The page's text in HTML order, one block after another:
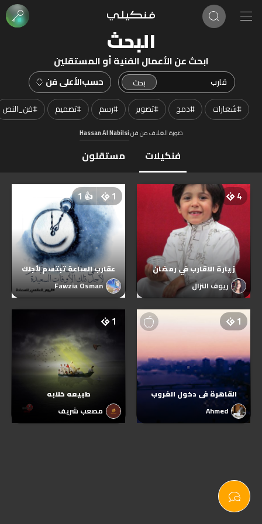
البحث
ابحث عن الأعمال الفنية أو المستقلين
حسبالأعلى فن
#شعارات #دمج #تصوير #رسم #تصميم #فن_النص
صورة الغلاف من فنHassan Al Nabilsi
فنكيلات مستقلون
4
زيارة الاقارب في رمضان
ريوف النزال
1
👍
1
عقارب الساعة تبتسم لأجلك
Fawzia Osman
1
القاهرة فى دخول الغروب
Ahmed
1
طبيعه خلابه
مصعب شريف